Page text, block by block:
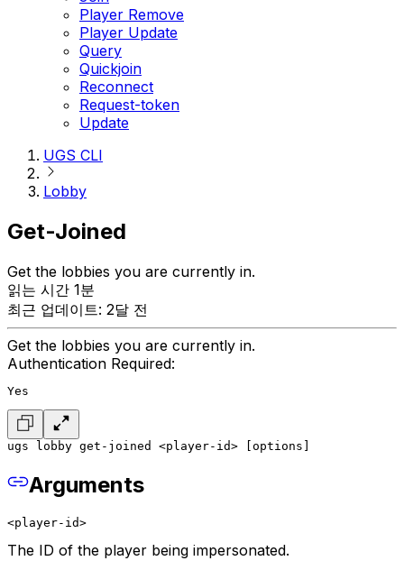
Player Remove
Player Update
Query
Quickjoin
Reconnect
Request-token
Update
UGS CLI
Lobby
Get-Joined
Get the lobbies you are currently in.
읽는 시간 1분
최근 업데이트: 2달 전
Get the lobbies you are currently in.
Authentication Required:
Yes
ugs lobby get-joined <player-id> [options]
Arguments
<player-id>
The ID of the player being impersonated.